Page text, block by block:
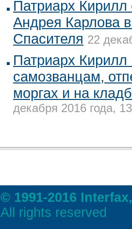
Патриарх Кирилл
Андрея Карлова
Спасителя 22
Патриарх Кирилл
самозванцам,
моргах и на
декабря 2016 года,
© 1991-2016
All rights reserved